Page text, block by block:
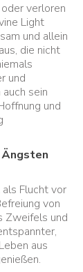
verloren
Light
und allein
die nicht
und
sein
und
als Flucht vor
von
Zweifels und
aus